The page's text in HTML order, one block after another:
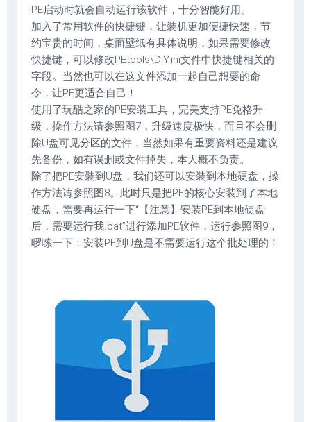
PE启动时就会自动运行该软件，十分智能好用。
加入了常用软件的快捷键，让装机更加便捷快速，节
约宝贵的时间，桌面壁纸有具体说明，如果需要修改
快捷键，可以修改PEtools\DIY.ini文件中快捷键相关的
字段。当然也可以在这文件添加一起自己想要的命
令，让PE更适合自己！
使用了玩酷之家的PE安装工具，完美支持PE免格升
级，操作方法请参照图7，升级速度极快，而且不会删
除U盘可见分区的文件，当然如果有重要资料还是建议
先备份，如有误删或文件掉失，本人概不负责。
除了把PE安装到U盘，我们还可以安装到本地硬盘，操
作方法请参照图8。此时只是把PE的核心安装到了本地
硬盘，需要再运行一下“【注意】安装PE到本地硬盘
后，需要运行我.bat”进行添加PE软件，运行参照图9，
啰嗦一下：安装PE到U盘是不需要运行这个批处理的！